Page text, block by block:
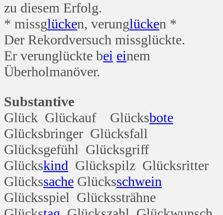
zu diesem Erfolg.
* missglücken, verunglücken *
Der Rekordversuch missglückte.
Er verunglückte bei einem
Überholmanöver.
Substantive
Glück Glückauf Glücksbote
Glücksbringer Glücksfall
Glücksgefühl Glücksgriff
Glückskind Glückspilz Glücksritter
Glückssache Glücksschwein
Glücksspiel Glückssträhne